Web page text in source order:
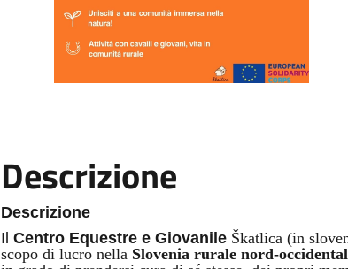
Descrizione
Descrizione
Il Centro Equestre e Giovanile Škatlica (in
scopo di lucro nella Slovenia rurale nord-